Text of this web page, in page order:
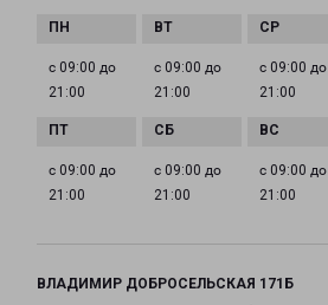
с 09:00 до
21:00
с 09:00 до
21:00
с 09:00 до
21:00
с 09:00 до
21:00
с 09:00 до
21:00
с 09:00 до
21:00
ВЛАДИМИР ДОБРОСЕЛЬСКАЯ 171Б